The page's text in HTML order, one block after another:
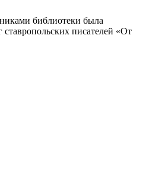
библиотеки была
ставропольских писателей «От